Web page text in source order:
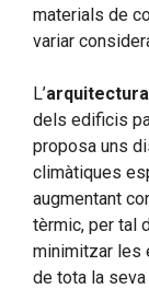
materials de
variar
L’
dels edificis
proposa uns
climàtiques
augmentant
tèrmic, per tal
minimitzar les
de tota la seva